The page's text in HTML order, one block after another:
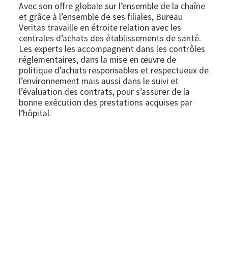
Avec son offre globale sur l’ensemble de la chaîne
et grâce à l’ensemble de ses filiales, Bureau
Veritas travaille en étroite relation avec les
centrales d’achats des établissements de santé.
Les experts les accompagnent dans les contrôles
réglementaires, dans la mise en œuvre de
politique d’achats responsables et respectueux de
l’environnement mais aussi dans le suivi et
l’évaluation des contrats, pour s’assurer de la
bonne exécution des prestations acquises par
l’hôpital.